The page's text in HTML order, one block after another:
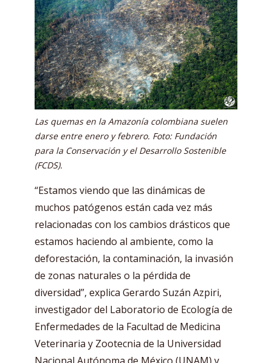
Las quemas en la Amazonía colombiana suelen
darse entre enero y febrero. Foto: Fundación
para la Conservación y el Desarrollo Sostenible
(FCDS).
“Estamos viendo que las dinámicas de
muchos patógenos están cada vez más
relacionadas con los cambios drásticos que
estamos haciendo al ambiente, como la
deforestación, la contaminación, la invasión
de zonas naturales o la pérdida de
diversidad”, explica Gerardo Suzán Azpiri,
investigador del Laboratorio de Ecología de
Enfermedades de la Facultad de Medicina
Veterinaria y Zootecnia de la Universidad